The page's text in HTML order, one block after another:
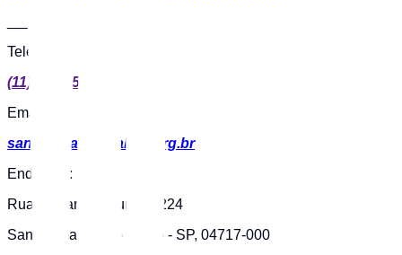
Telefone:
(11) 5524-5369
Email:
santo.amaro@oabsp.org.br
Endereço:
Rua Alexandre Dumas, 224
Santo Amaro, São Paulo - SP, 04717-000